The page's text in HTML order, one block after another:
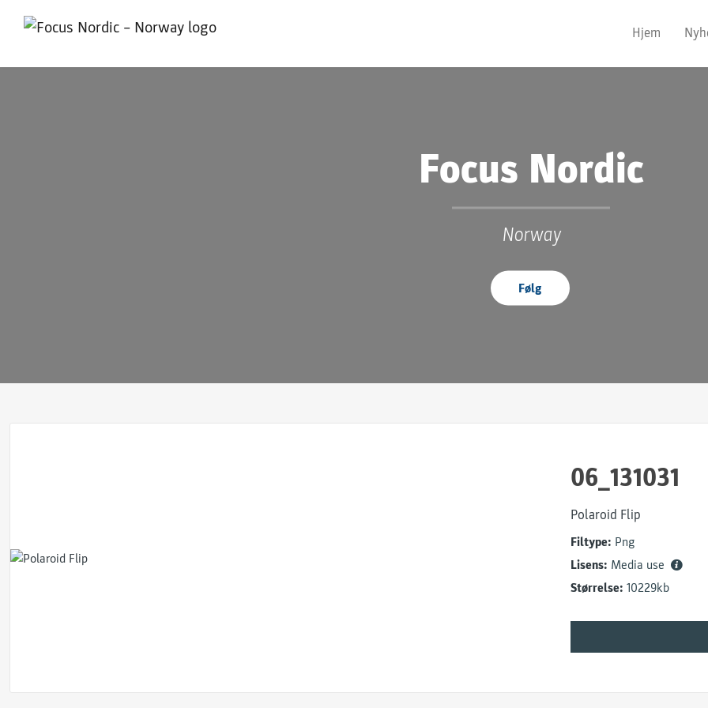
Hjem
Focus Nordic
Norway
Følg
06_131031
Polaroid Flip
Filtype: Png
Lisens: Media use
Størrelse: 10229kb